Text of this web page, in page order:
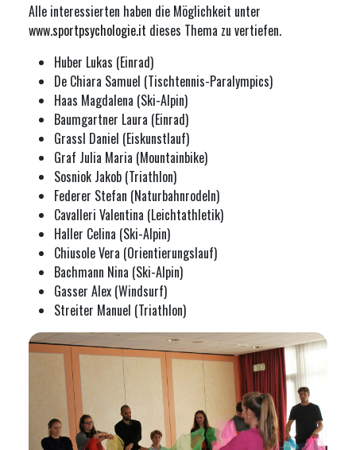
Alle interessierten haben die Möglichkeit unter
www.sportpsychologie.it dieses Thema zu vertiefen.
Huber Lukas (Einrad)
De Chiara Samuel (Tischtennis-Paralympics)
Haas Magdalena (Ski-Alpin)
Baumgartner Laura (Einrad)
Grassl Daniel (Eiskunstlauf)
Graf Julia Maria (Mountainbike)
Sosniok Jakob (Triathlon)
Federer Stefan (Naturbahnrodeln)
Cavalleri Valentina (Leichtathletik)
Haller Celina (Ski-Alpin)
Chiusole Vera (Orientierungslauf)
Bachmann Nina (Ski-Alpin)
Gasser Alex (Windsurf)
Streiter Manuel (Triathlon)